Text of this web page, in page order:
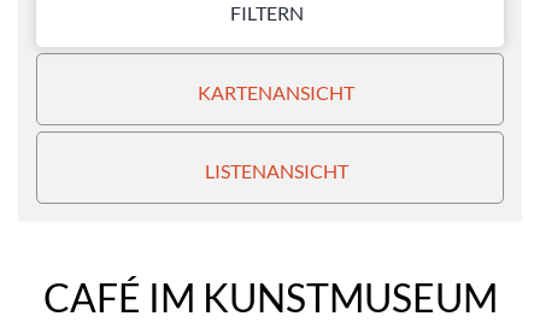
FILTERN
KARTENANSICHT
LISTENANSICHT
CAFÉ IM KUNSTMUSEUM